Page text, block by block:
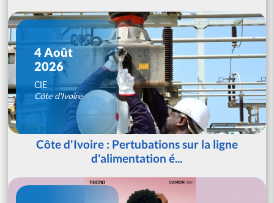
4 Août
2026
CIE
Côte d'Ivoire
Côte d'Ivoire : Pertubations sur la ligne
d'alimentation é...